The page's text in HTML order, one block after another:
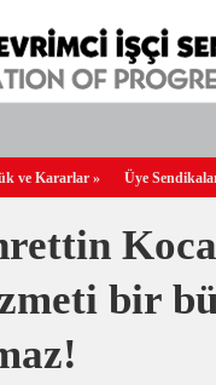
ve Kararlar » Üye
bir